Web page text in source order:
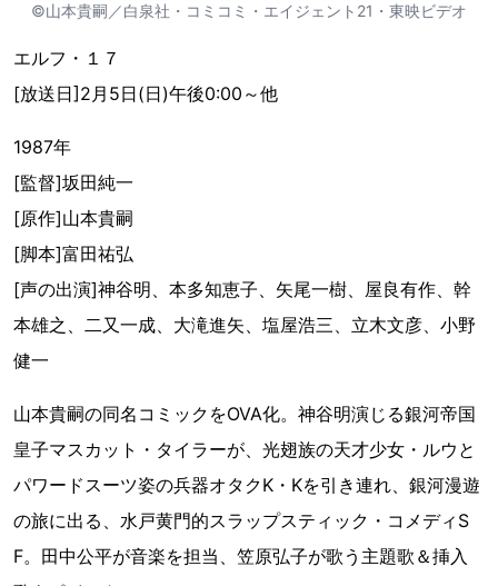
©山本貴嗣／白泉社・コミコミ・エイジェント21・東映ビデオ
エルフ・１７
[放送日]2月5日(日)午後0:00～他
1987年
[監督]坂田純一
[原作]山本貴嗣
[脚本]富田祐弘
[声の出演]神谷明、本多知恵子、矢尾一樹、屋良有作、幹
本雄之、二又一成、大滝進矢、塩屋浩三、立木文彦、小野
健一
山本貴嗣の同名コミックをOVA化。神谷明演じる銀河帝国
皇子マスカット・タイラーが、光翅族の天才少女・ルウと
パワードスーツ姿の兵器オタクK・Kを引き連れ、銀河漫遊
の旅に出る、水戸黄門的スラップスティック・コメディS
F。田中公平が音楽を担当、笠原弘子が歌う主題歌＆挿入